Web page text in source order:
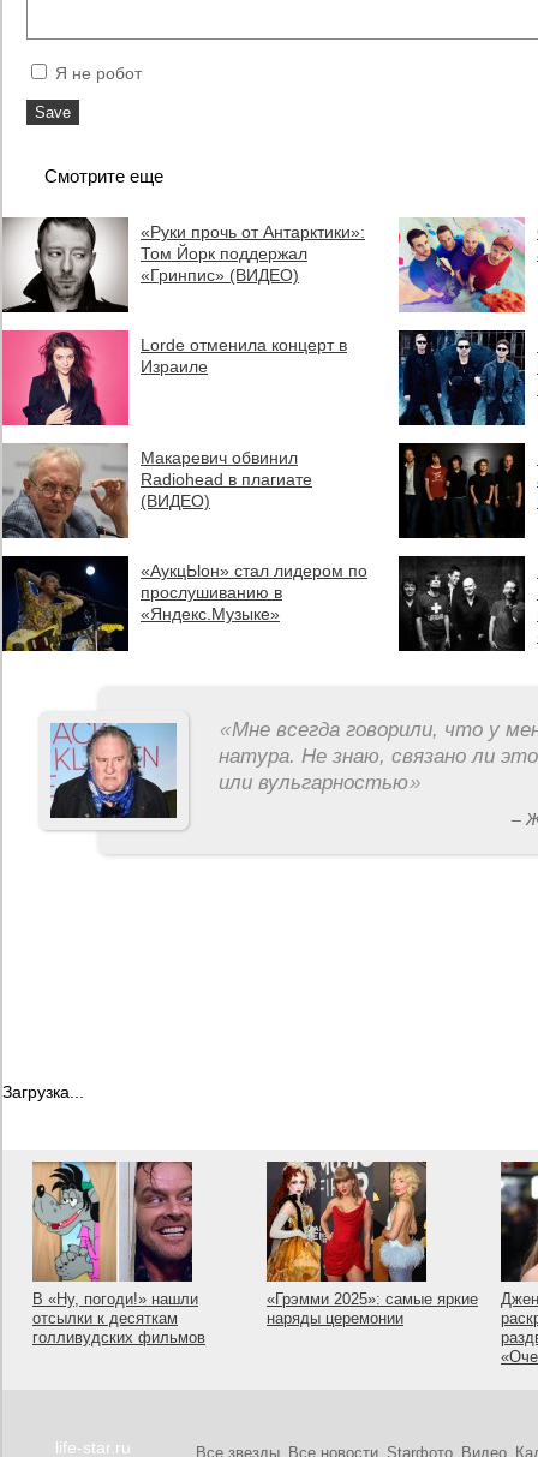
Я не робот
Смотрите еще
«Руки прочь от Антарктики»:
Том Йорк поддержал
«Гринпис» (ВИДЕО)
Lorde отменила концерт в
Израиле
Макаревич обвинил
Radiohead в плагиате
(ВИДЕО)
«АукцЫон» стал лидером по
прослушиванию в
«Яндекс.Музыке»
«Мне всегда говорили, что у
натура. Не знаю, связано ли
или вульгарностью»
–
Загрузка...
В «Ну, погоди!» нашли
отсылки к десяткам
голливудских фильмов
«Грэмми 2025»: самые яркие
наряды церемонии
life-star.ru Все звезды Все новости Starфото Видео